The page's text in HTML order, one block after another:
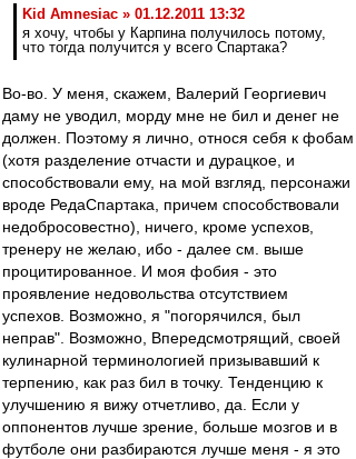
Kid Amnesiac » 01.12.2011 13:32
я хочу, чтобы у Карпина получилось потому,
что тогда получится у всего Спартака?
Во-во. У меня, скажем, Валерий Георгиевич
даму не уводил, морду мне не бил и денег не
должен. Поэтому я лично, относя себя к фобам
(хотя разделение отчасти и дурацкое, и
способствовали ему, на мой взгляд, персонажи
вроде РедаСпартака, причем способствовали
недобросовестно), ничего, кроме успехов,
тренеру не желаю, ибо - далее см. выше
процитированное. И моя фобия - это
проявление недовольства отсутствием
успехов. Возможно, я "погорячился, был
неправ". Возможно, Впередсмотрящий, своей
кулинарной терминологией призывавший к
терпению, как раз бил в точку. Тенденцию к
улучшению я вижу отчетливо, да. Если у
оппонентов лучше зрение, больше мозгов и в
футболе они разбираются лучше меня - я это